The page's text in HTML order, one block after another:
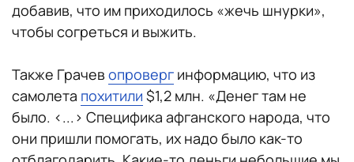
добавив, что им приходилось «жечь шнурки»,
чтобы согреться и выжить.
Также Грачев опроверг информацию, что из
самолета похитили $1,2 млн. «Денег там не
было. <...> Специфика афганского народа, что
они пришли помогать, их надо было как-то